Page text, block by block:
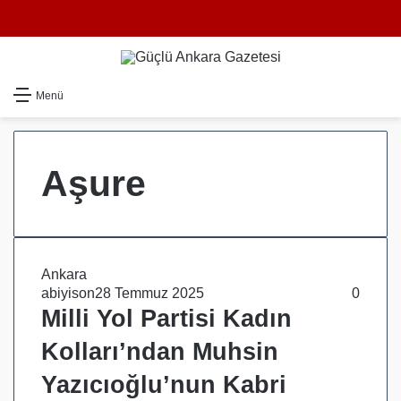
Menü
Aşure
Ankara
abiyison28 Temmuz 2025 0
Milli Yol Partisi Kadın
Kolları’ndan Muhsin
Yazıcıoğlu’nun Kabri